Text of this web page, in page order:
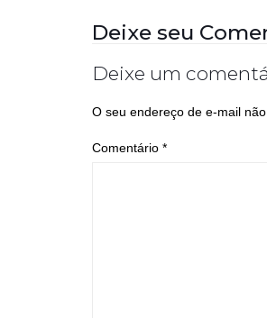
Deixe seu
Deixe um
O seu endereço de e-mail
Comentário *